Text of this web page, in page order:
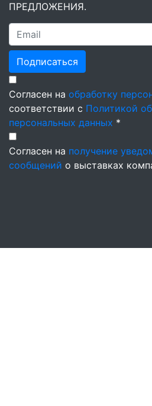
ПРЕДЛОЖЕНИЯ.
Подписаться
Согласен на обработку
соответствии с Политикой
персональных данных *
Согласен на получение
сообщений о выставках